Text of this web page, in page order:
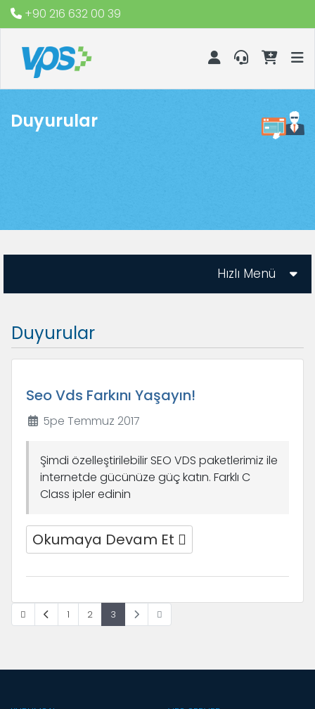
+90 216 632 00 39
Duyurular
Hızlı Menü
Duyurular
Seo Vds Farkını Yaşayın!
5pe Temmuz 2017
Şimdi özelleştirilebilir SEO VDS paketlerimiz ile
internetde gücünüze güç katın. Farklı C
Class ipler edinin
Okumaya Devam Et
1 2 3